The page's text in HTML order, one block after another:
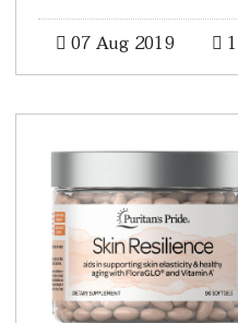
07 Aug 2019